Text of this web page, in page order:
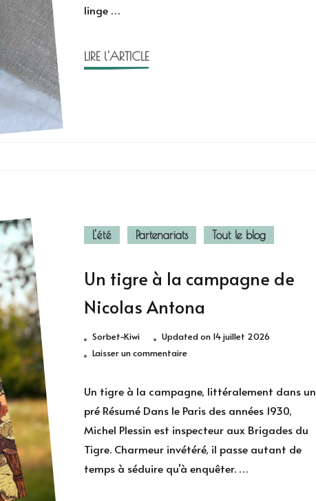
linge …
LIRE l'ARTICLE
L'été Partenariats Tout le blog
Un tigre à la campagne de
Nicolas Antona
Sorbet-Kiwi Updated on 14 juillet 2026
Laisser un commentairesur
à
la
campagne
de
Nicolas
Un tigre à la campagne, littéralement dans un
pré Résumé Dans le Paris des années 1930,
Michel Plessin est inspecteur aux Brigades du
Tigre. Charmeur invétéré, il passe autant de
temps à séduire qu’à enquêter. …